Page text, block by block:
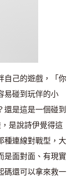
自己的遊戲，「你
易碰到玩伴的小
還是這是一個碰到
是說詩伊覺得這
種連線對戰型，大
是面對面、有現實
碼還可以拿來救一